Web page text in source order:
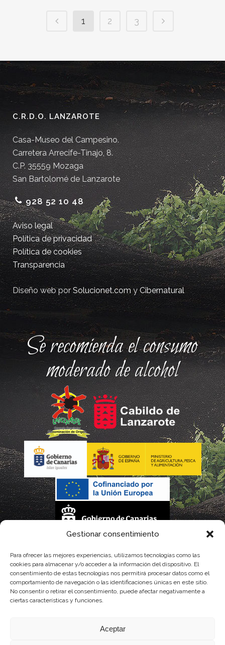
Gestionar consentimiento
Para ofrecer las mejores experiencias, utilizamos tecnologías como las
cookies para almacenar y/o acceder a la información del dispositivo. El
consentimiento de estas tecnologías nos permitirá procesar datos como el
comportamiento de navegación o las identificaciones únicas en este sitio.
No consentir o retirar el consentimiento, puede afectar negativamente a
ciertas características y funciones.
Aceptar
1 2 3
C.R.D.O. LANZAROTE
Casa-Museo del Campesino.
Carretera Arrecife-Tinajo, 8.
C.P. 35559 Mozaga
San Bartolomé de Lanzarote
928 52 10 48
Aviso legal
Política de privacidad
Política de cookies
Transparencia
Diseño web porSolucionet.comyCibernatural
Se recomienda el consumo
moderado de alcohol
parcialmente, por el Gobierno de Canarias
con fondos provenientes del presupuesto de gastos del Instituto Canario de
Calidad Agroalimentaria